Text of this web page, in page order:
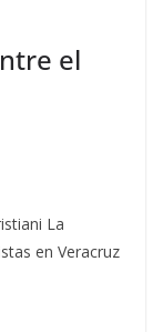
el
La
en Veracruz